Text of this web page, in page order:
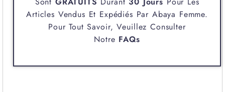
Articles Vendus Et Expédiés Par Abaya Femme.
Pour Tout Savoir, Veuillez Consulter
Notre FAQs